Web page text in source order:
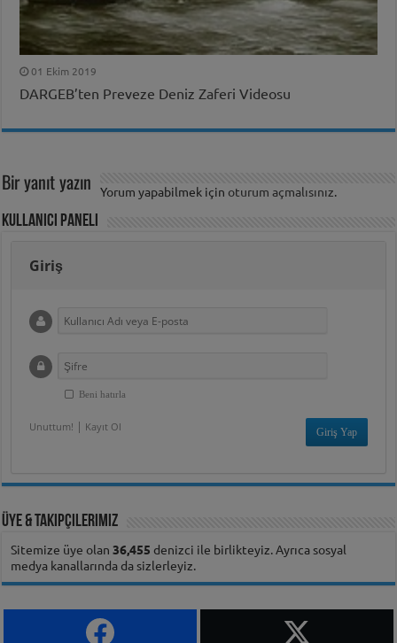
01 Ekim 2019
DARGEB’ten Preveze Deniz Zaferi Videosu
Bir yanıt yazın Yorum yapabilmek için oturum açmalısınız.
Kullanıcı Paneli
Giriş
Beni hatırla
Unuttum! | Kayıt Ol
Üye & Takipçilerimiz
Sitemize üye olan36,455 denizci ile birlikteyiz. Ayrıca sosyal
medya kanallarında da sizlerleyiz.